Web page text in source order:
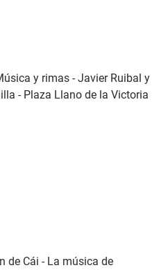
y rimas - Javier Ruibal y
- Plaza Llano de la Victoria
de Cái - La música de